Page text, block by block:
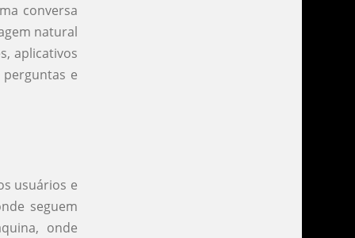
conversa
natural
aplicativos
e
usuários e
seguem
onde